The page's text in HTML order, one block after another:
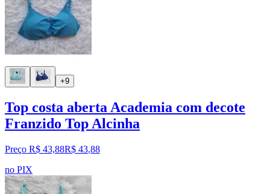
+9
Top costa aberta Academia com decote
Franzido Top Alcinha
Preço R$ 43,88R$ 43,88
no PIX